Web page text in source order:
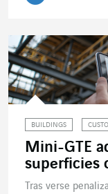
BUILDINGS
Mini-GTE
superficies
Tras verse